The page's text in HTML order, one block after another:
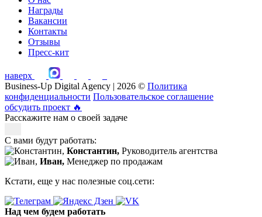
Награды
Вакансии
Контакты
Отзывы
Пресс-кит
наверх
Business-Up Digital Agency | 2026 © Политика
конфиденциальности Пользовательское соглашение
обсудить проект 🔥
Расскажите нам о своей задаче
С вами будут работать:
Константин, Руководитель агентства
Иван, Менеджер по продажам
Кстати, еще у нас полезные соц.сети:
Над чем будем работать